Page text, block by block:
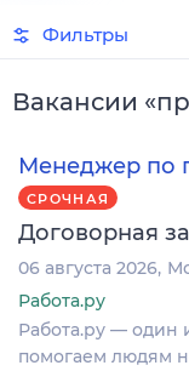
Фильтры
Вакансии «
Менеджер по
СРОЧНАЯ
Договорная
06 августа 2026
Работа.ру
Работа.ру — один
помогаем людям